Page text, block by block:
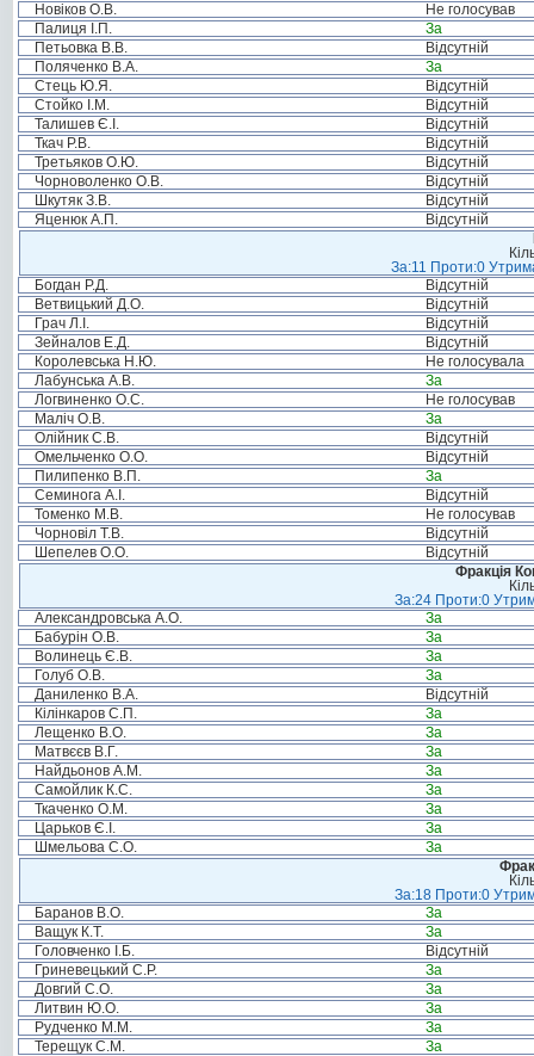
Новіков О.В.
Не голосував
Палиця І.П.
За
Петьовка В.В.
Відсутній
Поляченко В.А.
За
Стець Ю.Я.
Відсутній
Стойко І.М.
Відсутній
Талишев Є.І.
Відсутній
Ткач Р.В.
Відсутній
Третьяков О.Ю.
Відсутній
Чорноволенко О.В.
Відсутній
Шкутяк З.В.
Відсутній
Яценюк А.П.
Відсутній
За:11 Проти:0
Богдан Р.Д.
Відсутній
Ветвицький Д.О.
Відсутній
Грач Л.І.
Відсутній
Зейналов Е.Д.
Відсутній
Королевська Н.Ю.
Не голосувала
Лабунська А.В.
За
Логвиненко О.С.
Не голосував
Маліч О.В.
За
Олійник С.В.
Відсутній
Омельченко О.О.
Відсутній
Пилипенко В.П.
За
Семинога А.І.
Відсутній
Томенко М.В.
Не голосував
Чорновіл Т.В.
Відсутній
Шепелев О.О.
Відсутній
Фракція
За:24 Проти:0
Александровська А.О.
За
Бабурін О.В.
За
Волинець Є.В.
За
Голуб О.В.
За
Даниленко В.А.
Відсутній
Кілінкаров С.П.
За
Лещенко В.О.
За
Матвєєв В.Г.
За
Найдьонов А.М.
За
Самойлик К.С.
За
Ткаченко О.М.
За
Царьков Є.І.
За
Шмельова С.О.
За
За:18 Проти:0
Баранов В.О.
За
Ващук К.Т.
За
Головченко І.Б.
Відсутній
Гриневецький С.Р.
За
Довгий С.О.
За
Литвин Ю.О.
За
Рудченко М.М.
За
Терещук С.М.
За